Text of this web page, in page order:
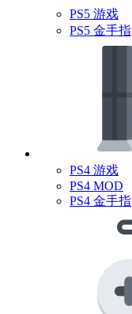
PS5 游戏
PS5 金手指
PS4 游戏
PS4 MOD
PS4 金手指